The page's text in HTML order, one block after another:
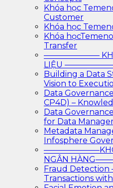
Khóa học
Customer
Khóa học
Khóa
Transfer
———————
LIỆU
Building a Data
Vision to
Data
CP4D) –
Data
for Data
Metadata
Infosphere
———————KHÓA
NGÂN
Fraud Detection
Transactions